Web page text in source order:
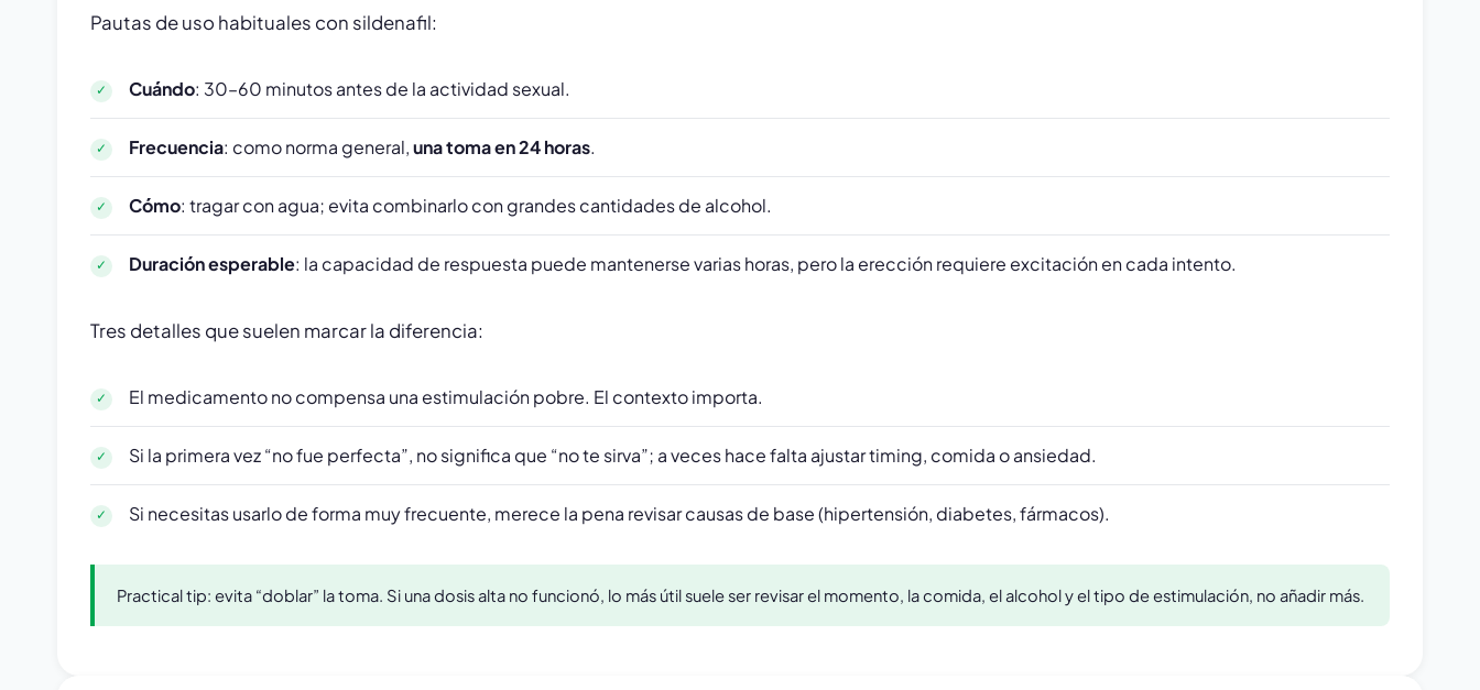
Pautas de uso habituales con sildenafil:
Cuándo: 30–60 minutos antes de la actividad sexual.
Frecuencia: como norma general,una toma en 24 horas.
Cómo: tragar con agua; evita combinarlo con grandes cantidades de alcohol.
Duración esperable: la capacidad de respuesta puede mantenerse varias horas, pero la erección requiere excitación en cada intento.
Tres detalles que suelen marcar la diferencia:
El medicamento no compensa una estimulación pobre. El contexto importa.
Si la primera vez “no fue perfecta”, no significa que “no te sirva”; a veces hace falta ajustar timing, comida o ansiedad.
Si necesitas usarlo de forma muy frecuente, merece la pena revisar causas de base (hipertensión, diabetes, fármacos).
Practical tip: evita “doblar” la toma. Si una dosis alta no funcionó, lo más útil suele ser revisar el momento, la comida, el alcohol y el tipo de estimulación, no añadir más.